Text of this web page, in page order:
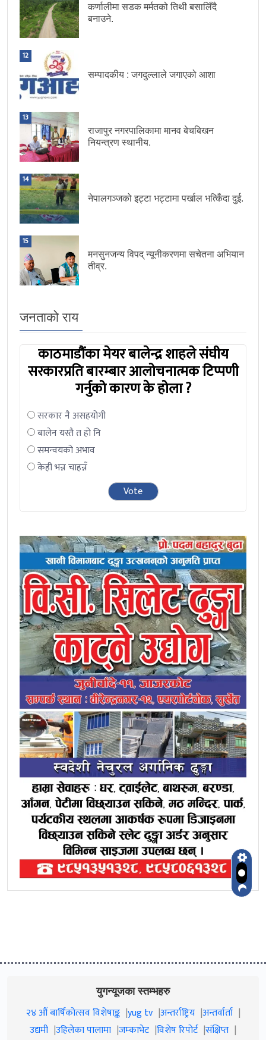
कर्णालीमा सडक मर्मतको तिथी बसालिँदै
बनाउने.
12
सम्पादकीय : जगदुल्लाले जगाएको आशा
13
राजापुर नगरपालिकामा मानव बेचबिखन
नियन्त्रण स्थानीय.
14
नेपालगञ्जको इट्टा भट्टामा पर्खाल भत्किँदा दुई.
15
मनसुनजन्य विपद् न्यूनीकरणमा सचेतना अभियान
तीव्र.
जनताको राय
काठमाडौंका मेयर बालेन्द्र शाहले संघीय
सरकारप्रति बारम्बार आलोचनात्मक टिप्पणी
गर्नुको कारण के होला ?
सरकार नै असहयोगी
बालेन यस्तै त हो नि
समन्वयको अभाव
केही भन्न चाहन्नँ
युगन्यूजका स्तम्भहरु
२४ औं बार्षिकोत्सव विशेषाङ्क yug tv अन्तर्राष्ट्रिय अन्तर्वार्ता
उद्यमी उहिलेका पालामा जम्काभेट विशेष रिपोर्ट संक्षिप्त